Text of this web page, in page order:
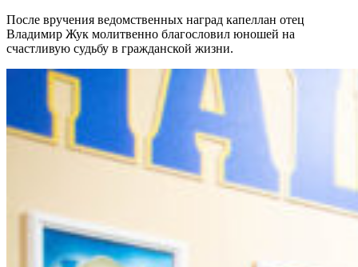
После вручения ведомственных наград капеллан отец
Владимир Жук молитвенно благословил юношей на
счастливую судьбу в гражданской жизни.